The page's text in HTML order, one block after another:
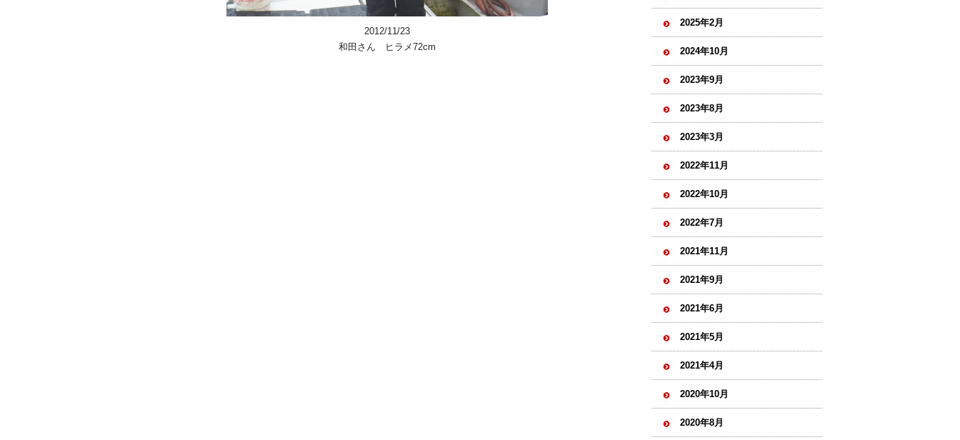
2012/11/23
和田さん ヒラメ72cm
2025年2月
2024年10月
2023年9月
2023年8月
2023年3月
2022年11月
2022年10月
2022年7月
2021年11月
2021年9月
2021年6月
2021年5月
2021年4月
2020年10月
2020年8月